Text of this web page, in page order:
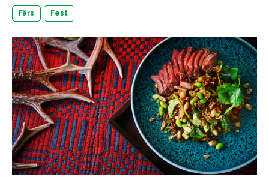
Färs Fest